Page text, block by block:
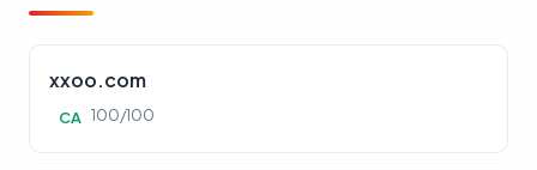
xxoo.com
CA 100/100